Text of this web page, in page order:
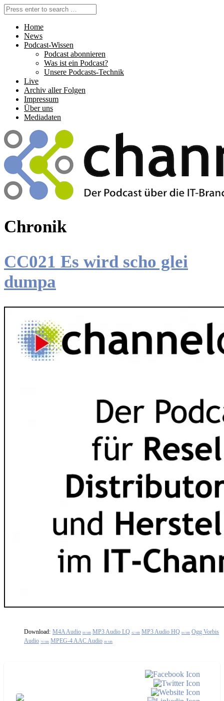
Home
News
Podcast-Wissen
Podcast abonnieren
Was ist ein Podcast?
Unsere Podcasts-Technik
Live
Archiv aller Folgen
Impressum
Über uns
Mediadaten
Chronik
CC021 Es wird scho glei
dumpa
Download: M4A Audio 88 MB MP3 Audio LQ 42 MB MP3 Audio HQ 84 MB Ogg Vorbis
Audio 79 MB MPEG-4 AAC Audio 88 MB